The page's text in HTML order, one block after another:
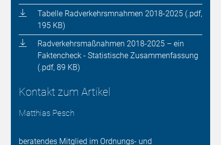
Tabelle Radverkehrsmnahmen 2018-2025 (.pdf,
195 KB)
Radverkehrsmaßnahmen 2018-2025 – ein
Faktencheck - Statistische Zusammenfassung
(.pdf, 89 KB)
Kontakt zum Artikel
Matthias Pesch
beratendes Mitglied im Ordnungs- und